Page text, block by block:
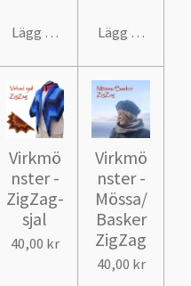
Lägg till i varukorgLägg till i
Virkmö
nster -
ZigZag-
sjal
40,00 kr
Virkmö
nster -
Mössa/
Basker
ZigZag
40,00 kr